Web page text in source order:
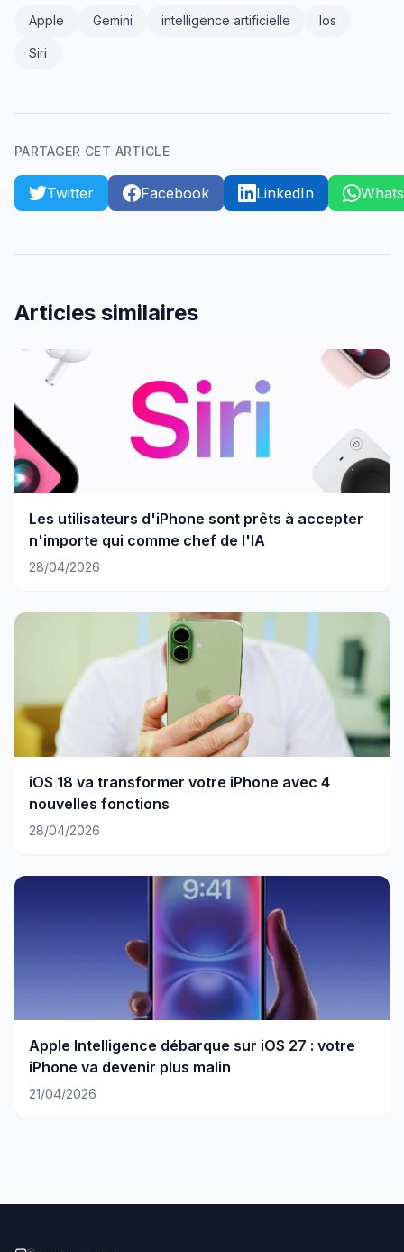
Apple Gemini intelligence artificielle Ios
Siri
PARTAGER CET ARTICLE
Twitter Facebook LinkedIn
Articles similaires
Les utilisateurs d'iPhone sont prêts à accepter
n'importe qui comme chef de l'IA
28/04/2026
iOS 18 va transformer votre iPhone avec 4
nouvelles fonctions
28/04/2026
Apple Intelligence débarque sur iOS 27 : votre
iPhone va devenir plus malin
21/04/2026